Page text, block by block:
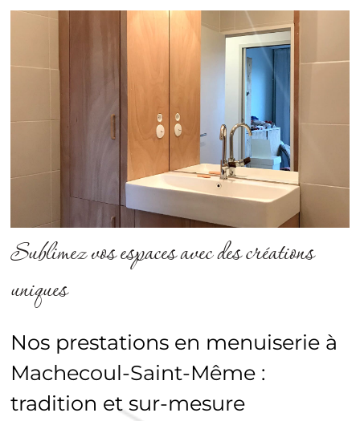
Sublimez vos espaces avec des créations
uniques
Nos prestations en menuiserie à
Machecoul-Saint-Même :
tradition et sur-mesure